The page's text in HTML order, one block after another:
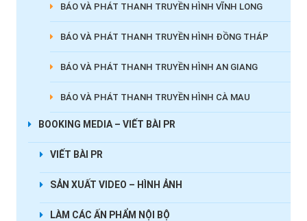
BÁO VÀ PHÁT THANH TRUYỀN HÌNH VĨNH LONG
BÁO VÀ PHÁT THANH TRUYỀN HÌNH ĐỒNG THÁP
BÁO VÀ PHÁT THANH TRUYỀN HÌNH AN GIANG
BÁO VÀ PHÁT THANH TRUYỀN HÌNH CÀ MAU
BOOKING MEDIA – VIẾT BÀI PR
VIẾT BÀI PR
SẢN XUẤT VIDEO – HÌNH ẢNH
LÀM CÁC ẤN PHẨM NỘI BỘ